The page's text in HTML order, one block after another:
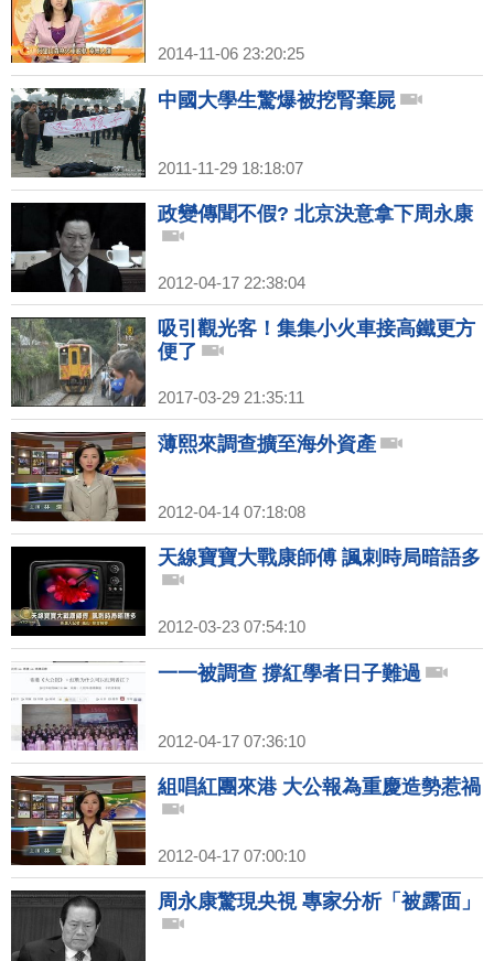
2014-11-06 23:20:25
中國大學生驚爆被挖腎棄屍
2011-11-29 18:18:07
政變傳聞不假? 北京決意拿下周永康
2012-04-17 22:38:04
吸引觀光客！集集小火車接高鐵更方
便了
2017-03-29 21:35:11
薄熙來調查擴至海外資產
2012-04-14 07:18:08
天線寶寶大戰康師傅 諷刺時局暗語多
2012-03-23 07:54:10
一一被調查 撐紅學者日子難過
2012-04-17 07:36:10
組唱紅團來港 大公報為重慶造勢惹禍
2012-04-17 07:00:10
周永康驚現央視 專家分析「被露面」